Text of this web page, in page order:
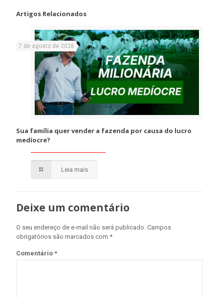
Artigos Relacionados
7 de agosto de 2026
Sua família quer vender a fazenda por causa do lucro
medíocre?
Leia mais
Deixe um comentário
O seu endereço de e-mail não será publicado. Campos
obrigatórios são marcados com *
Comentário *